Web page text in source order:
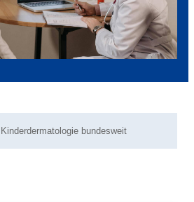
Kinderdermatologie bundesweit